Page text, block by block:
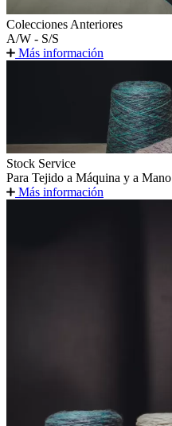
Colecciones Anteriores
A/W - S/S
Más información
Stock Service
Para Tejido a Máquina y a Mano
Más información